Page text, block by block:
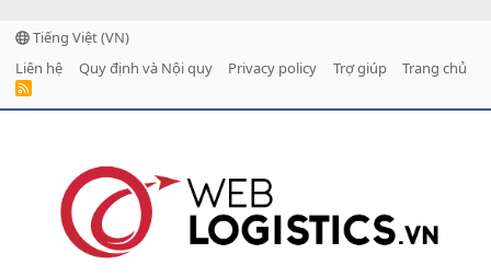
Tiếng Việt (VN)
Liên hệ
Quy định và Nội quy Privacy policy Trợ giúp Trang chủ
R